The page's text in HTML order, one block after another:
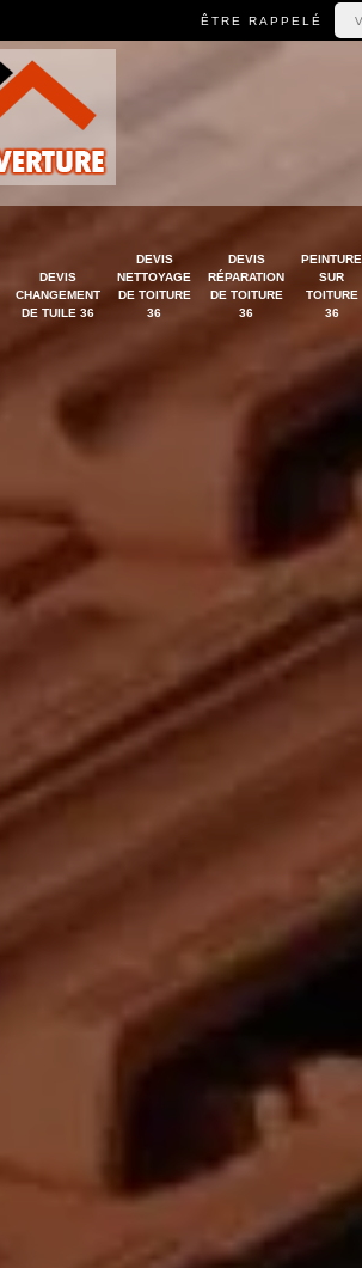
ÊTRE RAPPELÉ
DEVIS
CHANGEMENT
DE TUILE 36
DEVIS
NETTOYAGE
DE TOITURE
36
DEVIS
RÉPARATION
DE TOITURE
36
PEINTURE
SUR
TOITURE
36